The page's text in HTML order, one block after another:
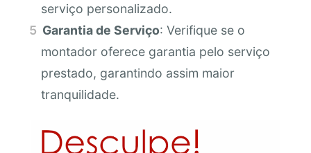
serviço personalizado.
Garantia de Serviço: Verifique se o
montador oferece garantia pelo serviço
prestado, garantindo assim maior
tranquilidade.